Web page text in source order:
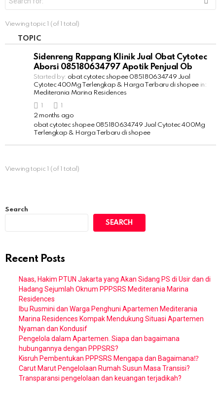
a
c
f
Viewing topic 1 (of 1 total)
TOPIC
Sidenreng Rappang Klinik Jual Obat Cytotec
Aborsi 085180634797 Apotik Penjual Ob
Started by: obat cytotec shopee 085180634749 Jual
Cytotec 400Mg Terlengkap & Harga Terbaru di shopee in:
Mediterania Marina Residences
1
1
2 months ago
obat cytotec shopee 085180634749 Jual Cytotec 400Mg
Terlengkap & Harga Terbaru di shopee
Viewing topic 1 (of 1 total)
Search
SEARCH
Recent Posts
Naas, Hakim PTUN Jakarta yang Akan Sidang PS di Usir dan di
Hadang Sejumlah Oknum PPPSRS Mediterania Marina
Residences
Ibu Rusmini dan Warga Penghuni Apartemen Mediterania
Marina Residences Kompak Mendukung Situasi Apartemen
Nyaman dan Kondusif
Pengelola dalam Apartemen. Siapa dan bagaimana
hubungannya dengan PPPSRS?
Kisruh Pembentukan PPPSRS Mengapa dan Bagaimana⁉️
Carut Marut Pengelolaan Rumah Susun Masa Transisi?
Transparansi pengelolaan dan keuangan terjadikah?